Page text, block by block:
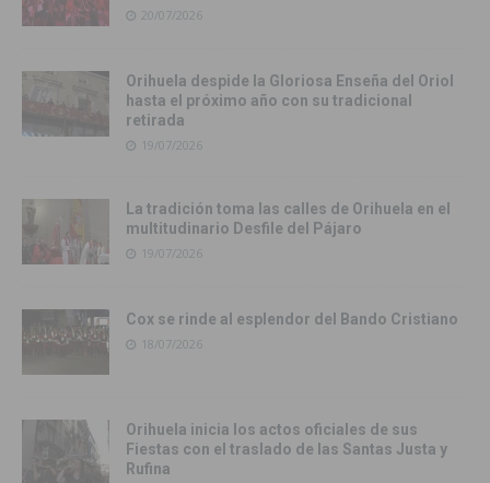
20/07/2026
Orihuela despide la Gloriosa Enseña del Oriol
hasta el próximo año con su tradicional
retirada
19/07/2026
La tradición toma las calles de Orihuela en el
multitudinario Desfile del Pájaro
19/07/2026
Cox se rinde al esplendor del Bando Cristiano
18/07/2026
Orihuela inicia los actos oficiales de sus
Fiestas con el traslado de las Santas Justa y
Rufina